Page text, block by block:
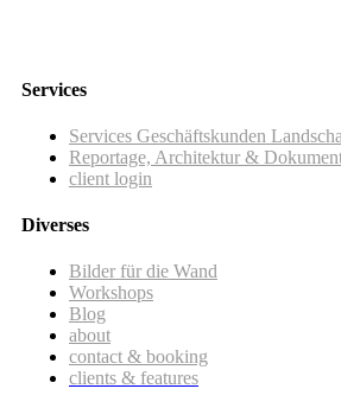
Services
Services Geschäftskunden
Reportage, Architektur &
client login
Diverses
Bilder für die Wand
Workshops
Blog
about
contact & booking
clients & features